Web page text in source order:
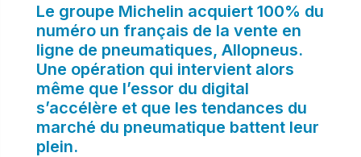
Le groupe Michelin acquiert 100% du
numéro un français de la vente en
ligne de pneumatiques, Allopneus.
Une opération qui intervient alors
même que l’essor du digital
s’accélère et que les tendances du
marché du pneumatique battent leur
plein.